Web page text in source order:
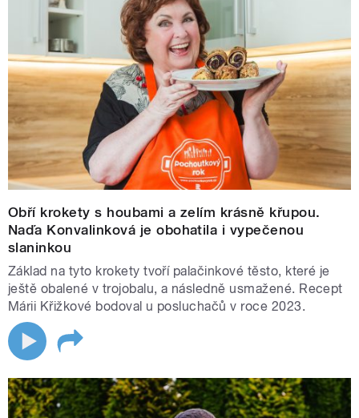
Obří krokety s houbami a zelím krásně křupou.
Naďa Konvalinková je obohatila i vypečenou
slaninkou
Základ na tyto krokety tvoří palačinkové těsto, které je
ještě obalené v trojobalu, a následně usmažené. Recept
Márii Křižkové bodoval u posluchačů v roce 2023.